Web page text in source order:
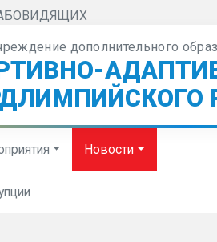
дополнительного
Новости